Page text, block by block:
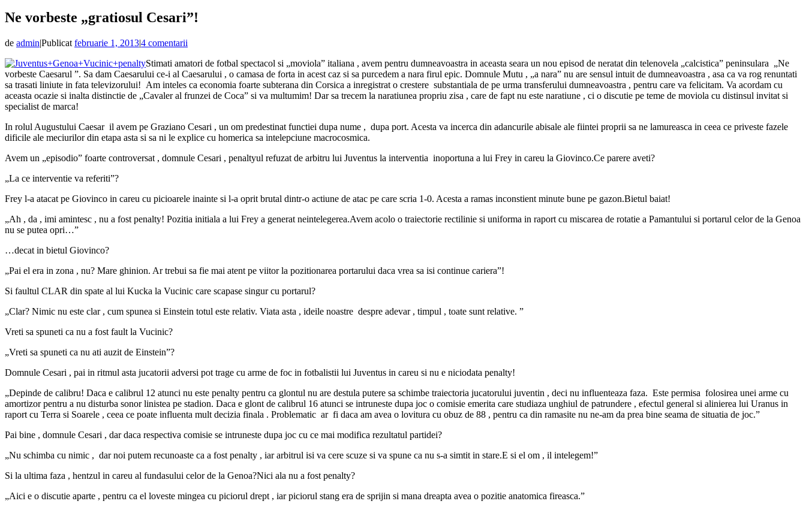
Ne vorbeste „gratiosul Cesari”!
de admin|Publicat februarie 1, 2013|4 comentarii
Stimati amatori de fotbal spectacol si „moviola” italiana , avem pentru dumneavoastra in aceasta seara un nou episod de neratat din telenovela „calcistica” peninsulara „Ne
vorbeste Caesarul ”. Sa dam Caesarului ce-i al Caesarului , o camasa de forta in acest caz si sa purcedem a nara firul epic. Domnule Mutu , „a nara” nu are sensul intuit de dumneavoastra , asa ca va rog renuntati
sa trasati liniute in fata televizorului! Am inteles ca economia foarte subterana din Corsica a inregistrat o crestere substantiala de pe urma transferului dumneavoastra , pentru care va felicitam. Va acordam cu
aceasta ocazie si inalta distinctie de „Cavaler al frunzei de Coca” si va multumim! Dar sa trecem la naratiunea propriu zisa , care de fapt nu este naratiune , ci o discutie pe teme de moviola cu distinsul invitat si
specialist de marca!
In rolul Augustului Caesar il avem pe Graziano Cesari , un om predestinat functiei dupa nume , dupa port. Acesta va incerca din adancurile abisale ale fiintei proprii sa ne lamureasca in ceea ce priveste fazele
dificile ale meciurilor din etapa asta si sa ni le explice cu homerica sa intelepciune macrocosmica.
Avem un „episodio” foarte controversat , domnule Cesari , penaltyul refuzat de arbitru lui Juventus la interventia inoportuna a lui Frey in careu la Giovinco.Ce parere aveti?
„La ce interventie va referiti”?
Frey l-a atacat pe Giovinco in careu cu picioarele inainte si l-a oprit brutal dintr-o actiune de atac pe care scria 1-0. Acesta a ramas inconstient minute bune pe gazon.Bietul baiat!
„Ah , da , imi amintesc , nu a fost penalty! Pozitia initiala a lui Frey a generat neintelegerea.Avem acolo o traiectorie rectilinie si uniforma in raport cu miscarea de rotatie a Pamantului si portarul celor de la Genoa
nu se putea opri…”
…decat in bietul Giovinco?
„Pai el era in zona , nu? Mare ghinion. Ar trebui sa fie mai atent pe viitor la pozitionarea portarului daca vrea sa isi continue cariera”!
Si faultul CLAR din spate al lui Kucka la Vucinic care scapase singur cu portarul?
„Clar? Nimic nu este clar , cum spunea si Einstein totul este relativ. Viata asta , ideile noastre despre adevar , timpul , toate sunt relative. ”
Vreti sa spuneti ca nu a fost fault la Vucinic?
„Vreti sa spuneti ca nu ati auzit de Einstein”?
Domnule Cesari , pai in ritmul asta jucatorii adversi pot trage cu arme de foc in fotbalistii lui Juventus in careu si nu e niciodata penalty!
„Depinde de calibru! Daca e calibrul 12 atunci nu este penalty pentru ca glontul nu are destula putere sa schimbe traiectoria jucatorului juventin , deci nu influenteaza faza. Este permisa folosirea unei arme cu
amortizor pentru a nu disturba sonor linistea pe stadion. Daca e glont de calibrul 16 atunci se intruneste dupa joc o comisie emerita care studiaza unghiul de patrundere , efectul general si alinierea lui Uranus in
raport cu Terra si Soarele , ceea ce poate influenta mult decizia finala . Problematic ar fi daca am avea o lovitura cu obuz de 88 , pentru ca din ramasite nu ne-am da prea bine seama de situatia de joc.”
Pai bine , domnule Cesari , dar daca respectiva comisie se intruneste dupa joc cu ce mai modifica rezultatul partidei?
„Nu schimba cu nimic , dar noi putem recunoaste ca a fost penalty , iar arbitrul isi va cere scuze si va spune ca nu s-a simtit in stare.E si el om , il intelegem!”
Si la ultima faza , hentzul in careu al fundasului celor de la Genoa?Nici ala nu a fost penalty?
„Aici e o discutie aparte , pentru ca el loveste mingea cu piciorul drept , iar piciorul stang era de sprijin si mana dreapta avea o pozitie anatomica fireasca.”